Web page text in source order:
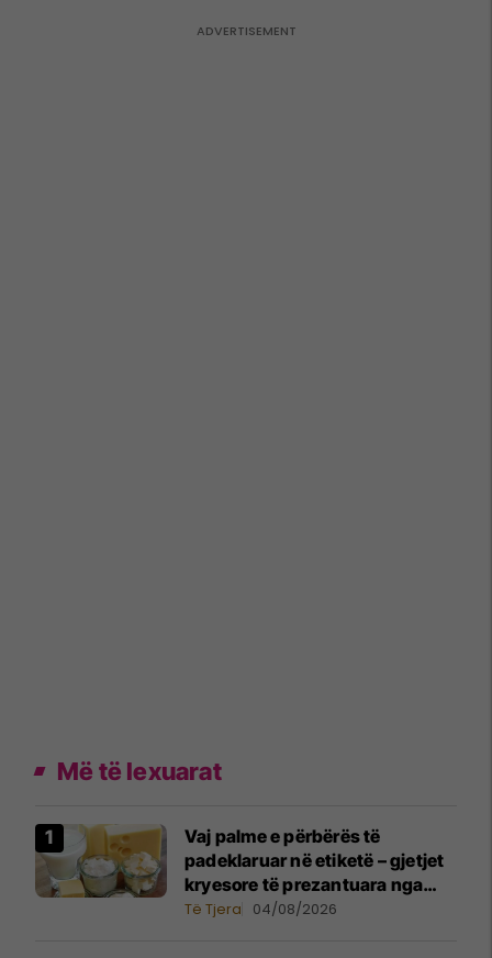
Më të lexuarat
Vaj palme e përbërës të
padeklaruar në etiketë – gjetjet
kryesore të prezantuara nga
AUV-i pas kontrollit në sektorin
Të Tjera 04/08/2026